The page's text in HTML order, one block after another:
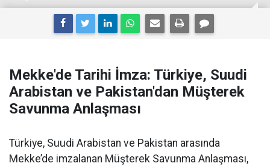
Mekke'de Tarihi İmza: Türkiye, Suudi
Arabistan ve Pakistan'dan Müşterek
Savunma Anlaşması
Türkiye, Suudi Arabistan ve Pakistan arasında
Mekke’de imzalanan Müşterek Savunma Anlaşması,